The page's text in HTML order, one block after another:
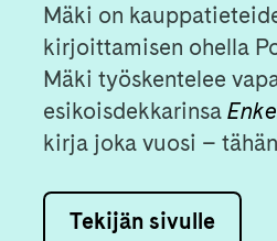
Mäki on
kirjoittamisen ohella
Mäki työskentelee
esikoisdekkarinsa
kirja joka vuosi –
Tekijän sivulle